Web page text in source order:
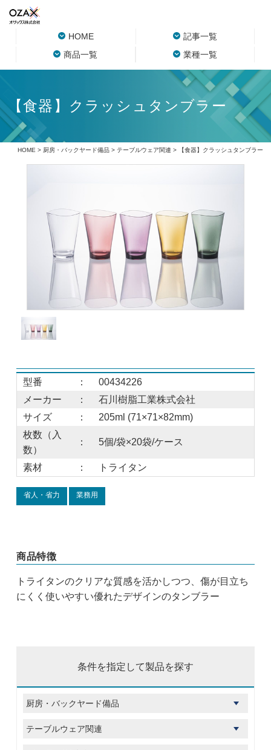
HOME
記事一覧
商品一覧
業種一覧
【食器】クラッシュタンブラー
HOME > 厨房・バックヤード備品> テーブルウェア関連 > 【食器】クラッシュタンブラー
型番 ：
00434226
メーカー
：
石川樹脂工業株式会社
サイズ
：
205ml (71×71×82mm)
枚数（入
数）
： 5個/袋×20袋/ケース
素材 ： トライタン
省人・省力 業務用
商品特徴
トライタンのクリアな質感を活かしつつ、傷が目立ち
にくく使いやすい優れたデザインのタンブラー
条件を指定して製品を探す